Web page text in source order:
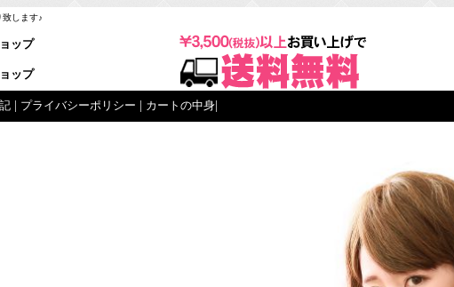
します♪
ップ
ップ
プライバシーポリシー カートの中身|